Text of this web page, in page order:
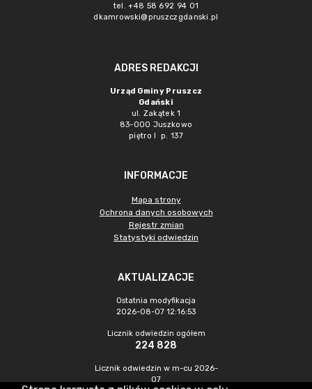
tel. +48 58 692 94 01
dkamrowski@pruszczgdanski.pl
ADRES REDAKCJI
Urząd Gminy Pruszcz
Gdański
ul. Zakątek 1
83-000 Juszkowo
piętro I p. 137
INFORMACJE
Mapa strony
Ochrona danych osobowych
Rejestr zmian
Statystyki odwiedzin
AKTUALIZACJE
Ostatnia modyfikacja
2026-08-07 12:16:53
Licznik odwiedzin ogółem
224 828
Licznik odwiedzin w m-cu 2026-
07